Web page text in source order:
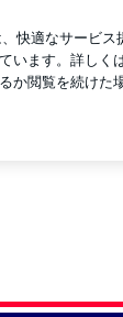
メだった仕事